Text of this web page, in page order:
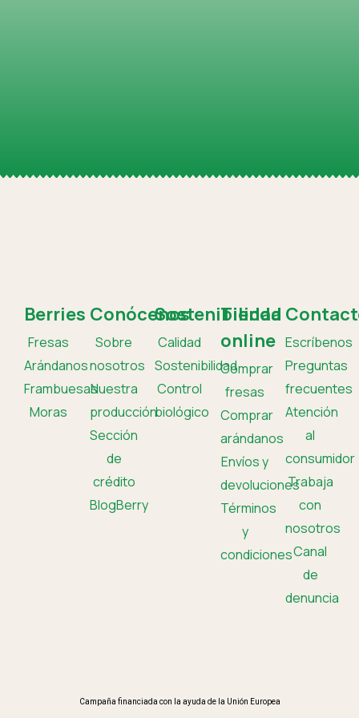
Berries
Fresas
Arándanos
Frambuesas
Moras
Conócenos
Sobre
nosotros
Nuestra
producción
Sección
de
crédito
BlogBerry
Sostenibilidad
Calidad
Sostenibilidad
Control
biológico
Tienda
online
Comprar
fresas
Comprar
arándanos
Envíos y
devoluciones
Términos
y
condiciones
Escríbenos
Preguntas
frecuentes
Atención
al
consumidor
Trabaja
con
nosotros
Canal
de
denuncia
Campaña financiada con la ayuda de la Unión Europea